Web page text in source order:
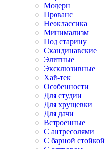
Модерн
Прованс
Неоклассика
Минимализм
Под старину
Скандинавские
Элитные
Эксклюзивные
Хай-тек
Особенности
Для студии
Для хрущевки
Для дачи
Встроенные
С антресолями
С барной стойкой